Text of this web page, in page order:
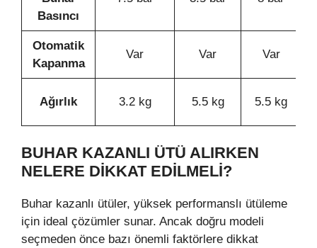
Basıncı
Otomatik
Kapanma
Var Var Var
Ağırlık 3.2 kg 5.5 kg 5.5 kg
BUHAR KAZANLI ÜTÜ ALIRKEN
NELERE DIKKAT EDILMELI?
Buhar kazanlı ütüler, yüksek performanslı ütüleme
için ideal çözümler sunar. Ancak doğru modeli
seçmeden önce bazı önemli faktörlere dikkat